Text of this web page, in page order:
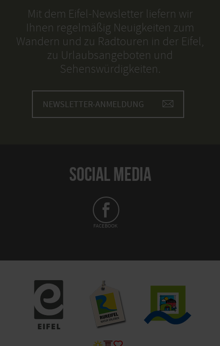
Mit dem Eifel-Newsletter liefern wir
Ihnen regelmäßig Neuigkeiten zum
Wandern und zu Radtouren in der Eifel,
zu Urlaubsangeboten und
Sehenswürdigkeiten.
NEWSLETTER-ANMELDUNG
SOCIAL MEDIA
FACEBOOK